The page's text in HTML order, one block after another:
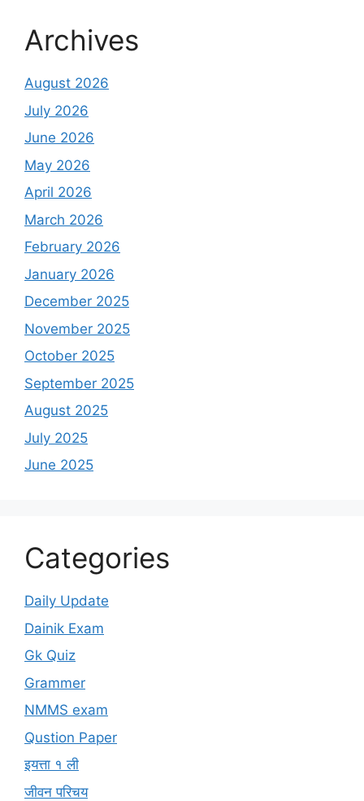
Archives
August 2026
July 2026
June 2026
May 2026
April 2026
March 2026
February 2026
January 2026
December 2025
November 2025
October 2025
September 2025
August 2025
July 2025
June 2025
Categories
Daily Update
Dainik Exam
Gk Quiz
Grammer
NMMS exam
Qustion Paper
इयत्ता १ ली
जीवन परिचय